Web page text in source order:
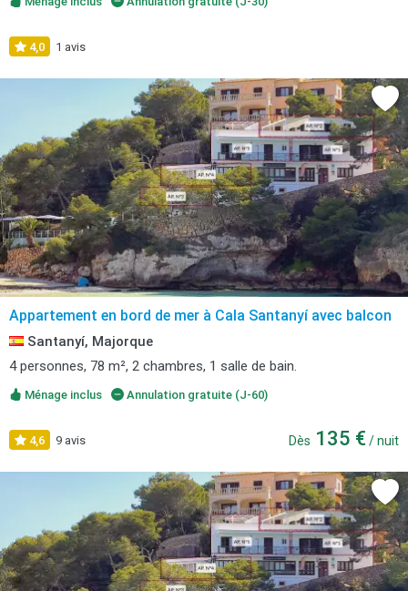
4,0 1 avis
Appartement en bord de mer à Cala Santanyí avec balcon
Santanyí, Majorque
4 personnes, 78 m², 2 chambres, 1 salle de bain.
Ménage inclus Annulation gratuite (J-60)
4,6 9 avis Dès 135 € / nuit